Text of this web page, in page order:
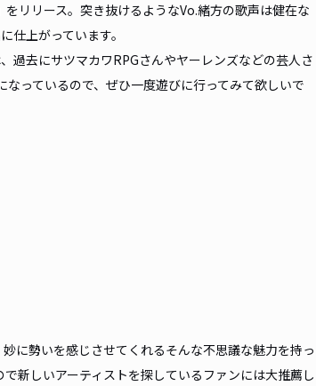
リリース。突き抜けるようなVo.緒方の歌声は健在な
仕上がっています。
去にサツマカワRPGさんやヤーレンズなどの芸人さ
っているので、ぜひ一度遊びに行ってみて欲しいで
に勢いを感じさせてくれるそんな不思議な魅力を持っ
新しいアーティストを探しているファンには大推薦し